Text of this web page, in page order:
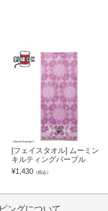
[フェイスタオル] ムーミン
キルティングパープル
¥1,430 （税込）